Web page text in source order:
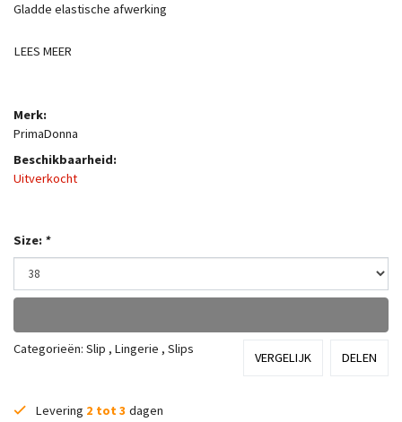
Gladde elastische afwerking
LEES MEER
Merk:
PrimaDonna
Beschikbaarheid:
Uitverkocht
Size: *
Categorieën: Slip , Lingerie , Slips
VERGELIJK DELEN
Levering 2 tot 3 dagen